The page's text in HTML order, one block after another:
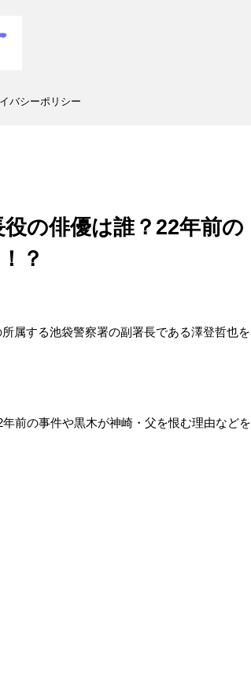
バシーポリシー
の俳優は誰？22年前の
？
属する池袋警察署の副署長である澤登哲也を
前の事件や黒木が神崎・父を恨む理由などを